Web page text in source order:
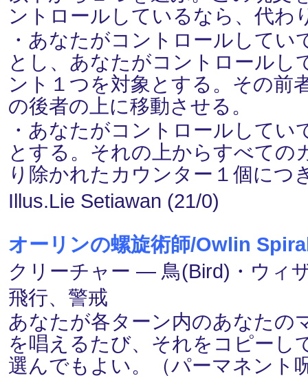
ントロールしているなら、代わ
・あなたがコントロールして
とし、あなたがコントロール
ント１つを対象とする。その前
の後者の上に移動させる。
・あなたがコントロールして
とする。それの上からすべての
り除かれたカウンター１個につ
Illus.Lie Setiawan (21/0)
オーリンの螺旋術師/Owlin
クリーチャー ― 鳥(Bird)・ウィ
飛行、警戒
あなたが各ターン内のあなたの
を唱えるたび、それをコピーし
選んでもよい。（パーマネント